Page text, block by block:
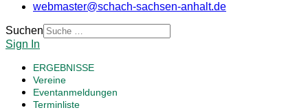
webmaster@schach-sachsen-anhalt.de
Suchen
Sign In
ERGEBNISSE
Vereine
Eventanmeldungen
Terminliste